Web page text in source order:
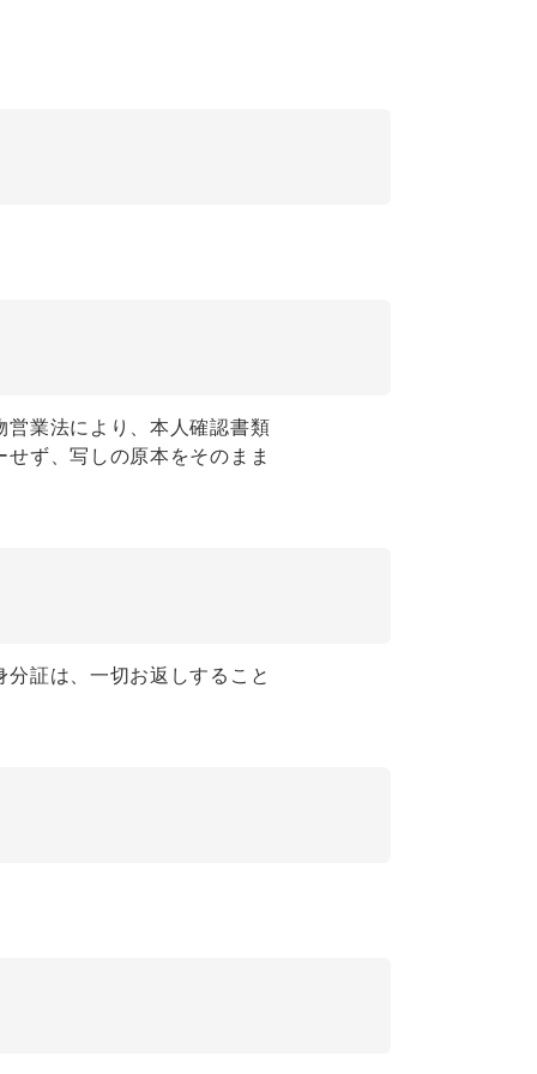
営業法により、本人確認書類
ず、写しの原本をそのまま
証は、一切お返しすること